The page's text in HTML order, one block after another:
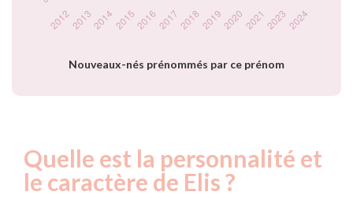
Nouveaux-nés prénommés par ce prénom
Quelle est la personnalité et
le caractère de Elis ?